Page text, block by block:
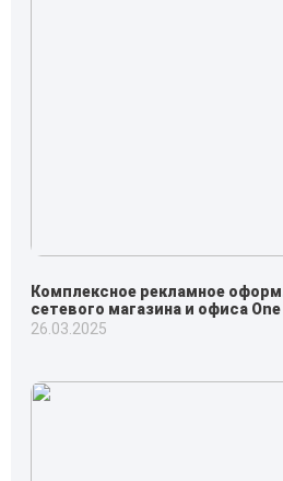
Комплексное рекламное
сетевого магазина и офиса
26.03.2025